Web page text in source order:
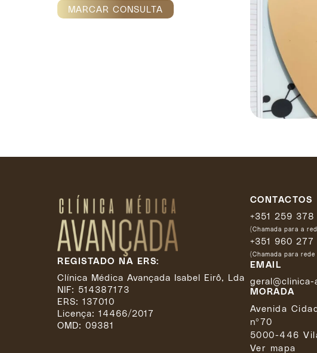
MARCAR CONSULTA
REGISTADO NA ERS:
Clínica Médica Avançada Isabel Eirô, Lda
NIF: 514387173
ERS: 137010
Licença: 14466/2017
OMD: 09381
CONTACTOS
+351 259 378
(Chamada para a
+351 960
(Chamada para rede
EMAIL
MORADA
Avenida
nº70
5000-446
Ver mapa